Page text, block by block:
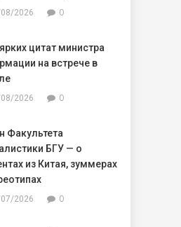
2026 0
цитат министра
на встрече в
2026 0
Факультета
БГУ — о
из Китая, зуммерах
2026 0